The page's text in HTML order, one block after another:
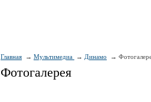
Главная Мультимедиа Динамо
Фотогалерея